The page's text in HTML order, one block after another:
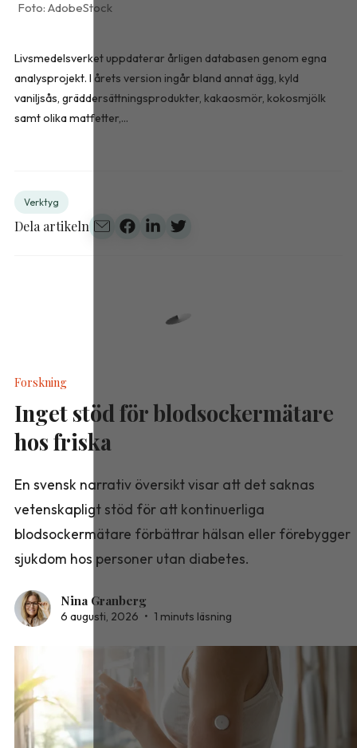
AdobeStock
Livsmedelsverket uppdaterar årligen databasen genom egna
analysprojekt. I årets version ingår bland annat ägg, kyld
vaniljsås, gräddersättningsprodukter, kakaosmör, kokosmjölk
samt olika matfetter,...
Verktyg
Dela artikeln
Forskning
Inget stöd för blodsockermätare
hos friska
En svensk narrativ översikt visar att det saknas
vetenskapligt stöd för att kontinuerliga
blodsockermätare förbättrar hälsan eller förebygger
sjukdom hos personer utan diabetes.
Nina Granberg
6 augusti, 2026 • 1 minuts läsning